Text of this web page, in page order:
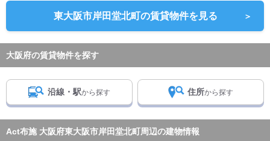
東大阪市岸田堂北町の賃貸物件を見る ＞
大阪府の賃貸物件を探す
沿線・駅から探す 住所から探す
Act布施 大阪府東大阪市岸田堂北町周辺の建物情報